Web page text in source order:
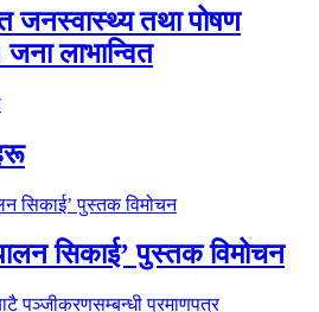
जनस्वास्थ्य तथा पोषण
लाभान्वित
सिकाई’ पुस्तक विमोचन